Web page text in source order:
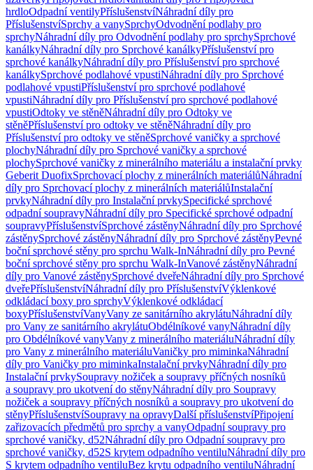
hrdloOdpadní ventilyPříslušenstvíNáhradní díly pro
PříslušenstvíSprchy a vanySprchyOdvodnění podlahy pro
sprchyNáhradní díly pro Odvodnění podlahy pro sprchySprchové
kanálkyNáhradní díly pro Sprchové kanálkyPříslušenství pro
sprchové kanálkyNáhradní díly pro Příslušenství pro sprchové
kanálkySprchové podlahové vpustiNáhradní díly pro Sprchové
podlahové vpustiPříslušenství pro sprchové podlahové
vpustiNáhradní díly pro Příslušenství pro sprchové podlahové
vpustiOdtoky ve stěněNáhradní díly pro Odtoky ve
stěněPříslušenství pro odtoky ve stěněNáhradní díly pro
Příslušenství pro odtoky ve stěněSprchové vaničky a sprchové
plochyNáhradní díly pro Sprchové vaničky a sprchové
plochySprchové vaničky z minerálního materiálu a instalační prvky
Geberit DuofixSprchovací plochy z minerálních materiálůNáhradní
díly pro Sprchovací plochy z minerálních materiálůInstalační
prvkyNáhradní díly pro Instalační prvkySpecifické sprchové
odpadní soupravyNáhradní díly pro Specifické sprchové odpadní
soupravyPříslušenstvíSprchové zástěnyNáhradní díly pro Sprchové
zástěnySprchové zástěnyNáhradní díly pro Sprchové zástěnyPevné
boční sprchové stěny pro sprchu Walk-InNáhradní díly pro Pevné
boční sprchové stěny pro sprchu Walk-InVanové zástěnyNáhradní
díly pro Vanové zástěnySprchové dveřeNáhradní díly pro Sprchové
dveřePříslušenstvíNáhradní díly pro PříslušenstvíVýklenkové
odkládací boxy pro sprchyVýklenkové odkládací
boxyPříslušenstvíVanyVany ze sanitárního akrylátuNáhradní díly
pro Vany ze sanitárního akrylátuObdélníkové vanyNáhradní díly
pro Obdélníkové vanyVany z minerálního materiáluNáhradní díly
pro Vany z minerálního materiáluVaničky pro miminkaNáhradní
díly pro Vaničky pro miminkaInstalační prvkyNáhradní díly pro
Instalační prvkySoupravy nožiček a soupravy příčných nosníků
a soupravy pro ukotvení do stěnyNáhradní díly pro Soupravy
nožiček a soupravy příčných nosníků a soupravy pro ukotvení do
stěnyPříslušenstvíSoupravy na opravyDalší příslušenstvíPřipojení
zařizovacích předmětů pro sprchy a vanyOdpadní soupravy pro
sprchové vaničky, d52Náhradní díly pro Odpadní soupravy pro
sprchové vaničky, d52S krytem odpadního ventiluNáhradní díly pro
S krytem odpadního ventiluBez krytu odpadního ventiluNáhradní